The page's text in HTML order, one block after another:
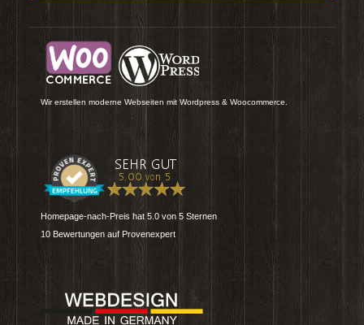
Wir erstellen moderne Webseiten mit Wordpress & Woocommerce.
Homepage-nach-Preis hat 5.0 von 5 Sternen
10 Bewertungen auf Provenexpert